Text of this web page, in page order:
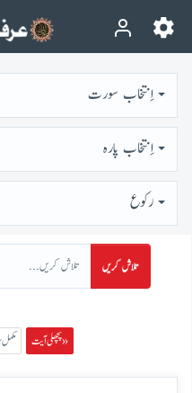
اِنتخاب سورت
اِنتخاب پارہ
رُكوع
تلاش کریں
پچھلی آیت »